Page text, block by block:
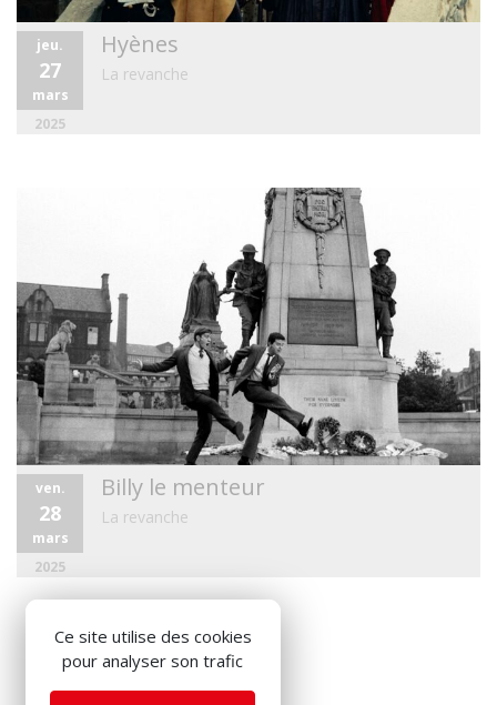
jeu.
27
mars
2025
Hyènes
La revanche
ven.
28
mars
2025
Billy le menteur
La revanche
Ce site utilise des cookies
pour analyser son trafic